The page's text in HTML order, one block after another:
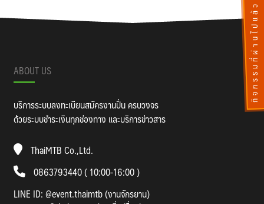
ABOUT US
บริการระบบลงทะเบียนสมัครงานปั่น ครบวงจร
ด้วยระบบชำระเงินทุกช่องทาง และบริการข่าวสาร
ThaiMTB Co.,Ltd.
0863793440 ( 10:00-16:00 )
LINE ID:@event.thaimtb (งานจักรยาน)
กิจกรรมที่ผ่านไปแล้ว